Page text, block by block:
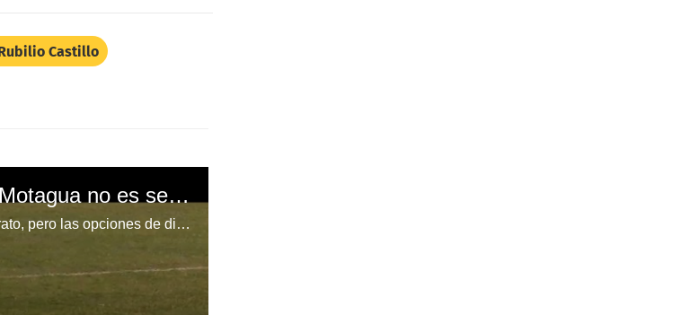
Castillo
Continuidad de Diego Vázquez en Motagua no es segura
Al técnico de Motagua le restan seis meses de contrato, pero las opciones de dirigir a la Selección Nacional o al Herediano podrían cambiar su futuro